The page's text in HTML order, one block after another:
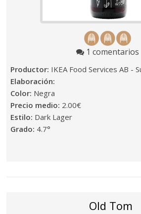
1 comentarios
Productor: IKEA Food Services AB -
Elaboración:
Color: Negra
Precio medio: 2.00€
Estilo: Dark Lager
Grado: 4.7°
Old Tom